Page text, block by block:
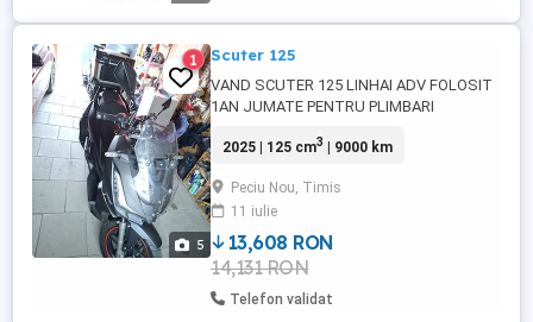
5
1 Scuter 125
VAND SCUTER 125 LINHAI ADV FOLOSIT
1AN JUMATE PENTRU PLIMBARI
LA REPREZENTANTA CU CARTE DE
GARANTIE PANA ANU CARE VINE IN
MARTIE PRET 2700E NEGOCIABIL
2025 | 125 cm3 | 9000 km
Peciu Nou, Timis
11 iulie
13,608 RON
14,131 RON
Telefon validat